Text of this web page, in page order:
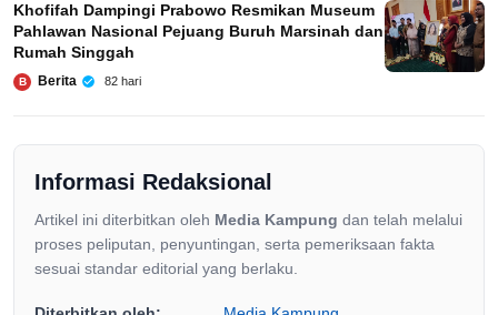
Khofifah Dampingi Prabowo Resmikan Museum
Pahlawan Nasional Pejuang Buruh Marsinah dan
Rumah Singgah
B Berita 82 hari
Informasi Redaksional
Artikel ini diterbitkan oleh Media Kampung dan telah melalui
proses peliputan, penyuntingan, serta pemeriksaan fakta
sesuai standar editorial yang berlaku.